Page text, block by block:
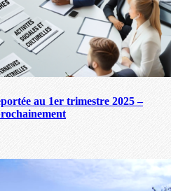
au 1er trimestre 2025 –